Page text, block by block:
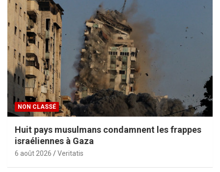
NON CLASSÉ
Huit pays musulmans condamnent les frappes
israéliennes à Gaza
6 août 2026 Veritatis